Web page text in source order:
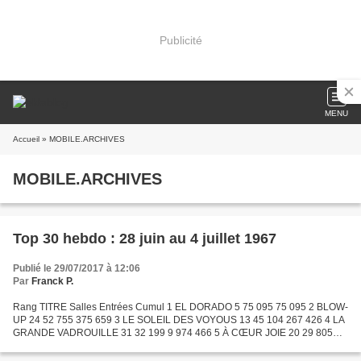
Publicité
MENU
Accueil » MOBILE.ARCHIVES
MOBILE.ARCHIVES
Top 30 hebdo : 28 juin au 4 juillet 1967
Publié le 29/07/2017 à 12:06
Par Franck P.
Rang TITRE Salles Entrées Cumul 1 EL DORADO 5 75 095 75 095 2 BLOW-
UP 24 52 755 375 659 3 LE SOLEIL DES VOYOUS 13 45 104 267 426 4 LA
GRANDE VADROUILLE 31 32 199 9 974 466 5 À CŒUR JOIE 20 29 805